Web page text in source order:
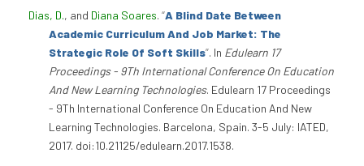
Dias, D., and Diana Soares. “A Blind Date Between
Academic Curriculum And Job Market: The
Strategic Role Of Soft Skills”. In Edulearn 17
Proceedings - 9Th International Conference On Education
And New Learning Technologies. Edulearn 17 Proceedings
- 9Th International Conference On Education And New
Learning Technologies. Barcelona, Spain. 3-5 July: IATED,
2017. doi:10.21125/edulearn.2017.1538.